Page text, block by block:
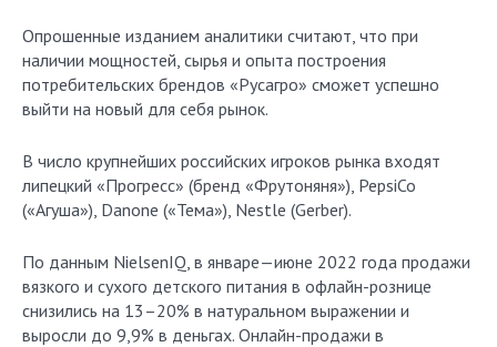
Опрошенные изданием аналитики считают, что при
наличии мощностей, сырья и опыта построения
потребительских брендов «Русагро» сможет успешно
выйти на новый для себя рынок.
В число крупнейших российских игроков рынка входят
липецкий «Прогресс» (бренд «Фрутоняня»), PepsiCo
(«Агуша»), Danone («Тема»), Nestle (Gerber).
По данным NielsenIQ, в январе—июне 2022 года продажи
вязкого и сухого детского питания в офлайн-рознице
снизились на 13–20% в натуральном выражении и
выросли до 9,9% в деньгах. Онлайн-продажи в